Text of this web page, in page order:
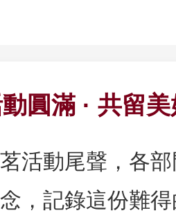
圓滿 · 共留
活動尾聲，各
，記錄這份難